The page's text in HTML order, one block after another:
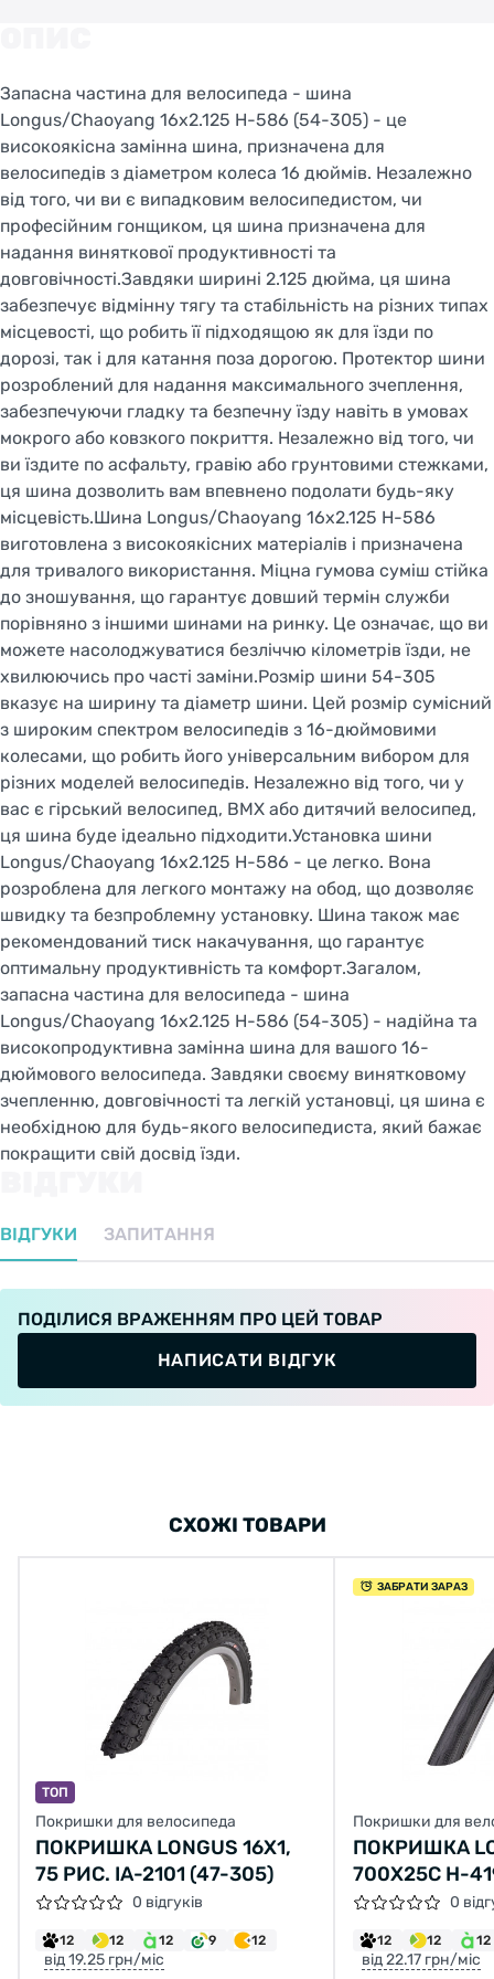
Запасна частина для велосипеда - шина
Longus/Chaoyang 16x2.125 H-586 (54-305) - це
високоякісна замінна шина, призначена для
велосипедів з діаметром колеса 16 дюймів. Незалежно
від того, чи ви є випадковим велосипедистом, чи
професійним гонщиком, ця шина призначена для
надання виняткової продуктивності та
довговічності.Завдяки ширині 2.125 дюйма, ця шина
забезпечує відмінну тягу та стабільність на різних типах
місцевості, що робить її підходящою як для їзди по
дорозі, так і для катання поза дорогою. Протектор шини
розроблений для надання максимального зчеплення,
забезпечуючи гладку та безпечну їзду навіть в умовах
мокрого або ковзкого покриття. Незалежно від того, чи
ви їздите по асфальту, гравію або грунтовими стежками,
ця шина дозволить вам впевнено подолати будь-яку
місцевість.Шина Longus/Chaoyang 16x2.125 H-586
виготовлена з високоякісних матеріалів і призначена
для тривалого використання. Міцна гумова суміш стійка
до зношування, що гарантує довший термін служби
порівняно з іншими шинами на ринку. Це означає, що ви
можете насолоджуватися безліччю кілометрів їзди, не
хвилюючись про часті заміни.Розмір шини 54-305
вказує на ширину та діаметр шини. Цей розмір сумісний
з широким спектром велосипедів з 16-дюймовими
колесами, що робить його універсальним вибором для
різних моделей велосипедів. Незалежно від того, чи у
вас є гірський велосипед, BMX або дитячий велосипед,
ця шина буде ідеально підходити.Установка шини
Longus/Chaoyang 16x2.125 H-586 - це легко. Вона
розроблена для легкого монтажу на обод, що дозволяє
швидку та безпроблемну установку. Шина також має
рекомендований тиск накачування, що гарантує
оптимальну продуктивність та комфорт.Загалом,
запасна частина для велосипеда - шина
Longus/Chaoyang 16x2.125 H-586 (54-305) - надійна та
високопродуктивна замінна шина для вашого 16-
дюймового велосипеда. Завдяки своєму винятковому
зчепленню, довговічності та легкій установці, ця шина є
необхідною для будь-якого велосипедиста, який бажає
покращити свій досвід їзди.
ВІДГУКИ ЗАПИТАННЯ
ПОДІЛИСЯ ВРАЖЕННЯМ ПРО ЦЕЙ ТОВАР
НАПИСАТИ ВІДГУК
СХОЖІ ТОВАРИ
ТОП
Покришки для велосипеда
ПОКРИШКА LONGUS 16X1,
75 РИС. IA-2101 (47-305)
0 відгуків
12 12 12 9 12
від 19.25 грн/міс
ЗАБРАТИ ЗАРАЗ
Покришки для
ПОКРИШКА
700X25C H-
0
12 12 12
від 22.17 грн/міс
SWITCH TO FACEBIKE.NL
STAY ON FACEBIKE.UA